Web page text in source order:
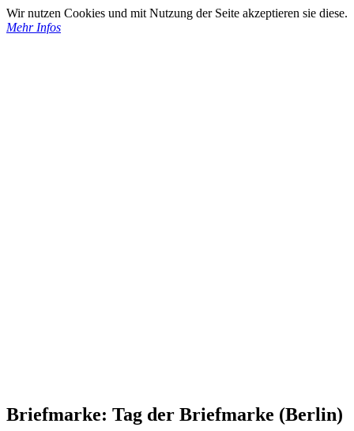
Wir nutzen Cookies und mit Nutzung der Seite akzeptieren sie diese.
Mehr Infos
Briefmarke: Tag der Briefmarke (Berlin)